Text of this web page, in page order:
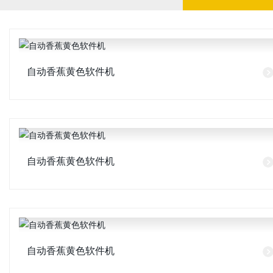
自动香蕉黄色软件机
自动香蕉黄色软件机
自动香蕉黄色软件机